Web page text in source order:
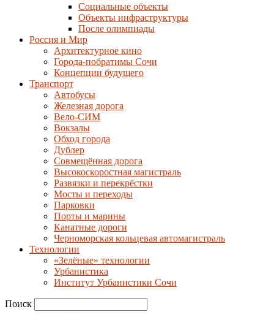
Социальные объекты
Объекты инфраструктуры
После олимпиады
Россия и Мир
Архитектурное кино
Города-побратимы Сочи
Концепции будущего
Транспорт
Автобусы
Железная дорога
Вело-СИМ
Вокзалы
Обход города
Дублер
Совмещённая дорога
Высокоскоростная магистраль
Развязки и перекрёстки
Мосты и переходы
Парковки
Порты и марины
Канатные дороги
Черноморская кольцевая автомагистраль
Технологии
«Зелёные» технологии
Урбанистика
Институт Урбанистики Сочи
Поиск